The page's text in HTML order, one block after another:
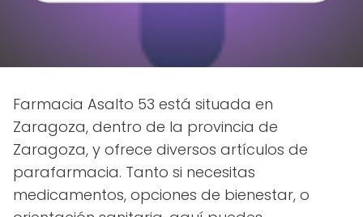
Farmacia Asalto 53 está situada en
Zaragoza, dentro de la provincia de
Zaragoza, y ofrece diversos artículos de
parafarmacia. Tanto si necesitas
medicamentos, opciones de bienestar, o